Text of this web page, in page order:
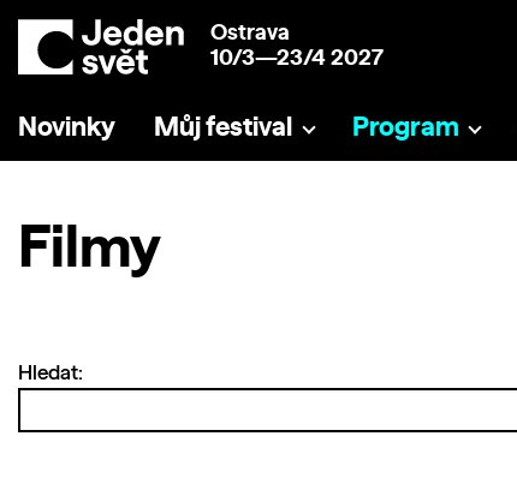
Ostrava
10/3—23/4 2027
Novinky Můj festival Program
Filmy
Hledat: